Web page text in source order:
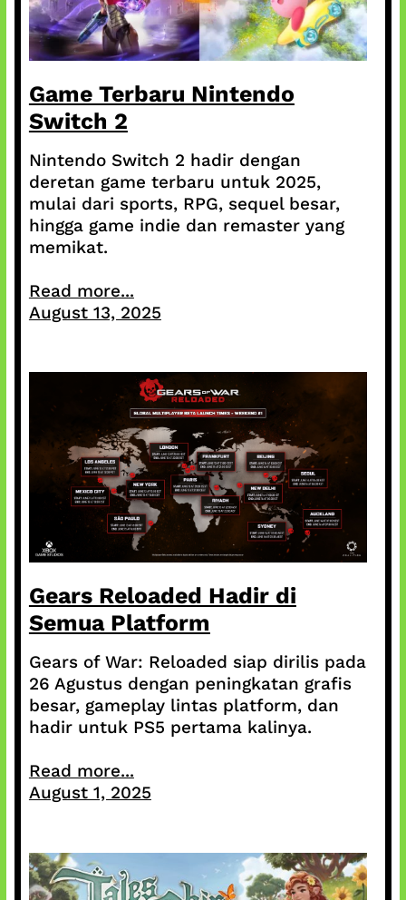
Game Terbaru Nintendo
Switch 2
Nintendo Switch 2 hadir dengan
deretan game terbaru untuk 2025,
mulai dari sports, RPG, sequel besar,
hingga game indie dan remaster yang
memikat.
Read more...
August 13, 2025
Gears Reloaded Hadir di
Semua Platform
Gears of War: Reloaded siap dirilis pada
26 Agustus dengan peningkatan grafis
besar, gameplay lintas platform, dan
hadir untuk PS5 pertama kalinya.
Read more...
August 1, 2025